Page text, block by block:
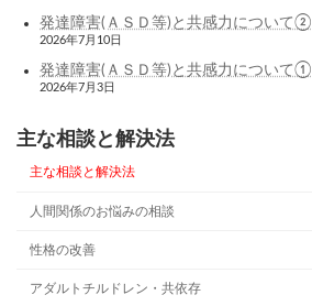
発達障害(ＡＳＤ等)と共感力について②
2026年7月10日
発達障害(ＡＳＤ等)と共感力について①
2026年7月3日
主な相談と解決法
主な相談と解決法
人間関係のお悩みの相談
性格の改善
アダルトチルドレン・共依存